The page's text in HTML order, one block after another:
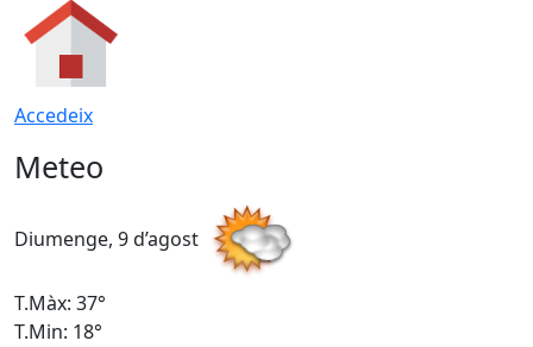
Accedeix
Meteo
Diumenge, 9 d’agost
T.Màx: 37°
T.Min: 18°